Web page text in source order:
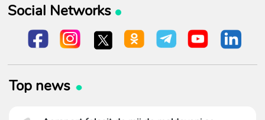
Social Networks
Top news